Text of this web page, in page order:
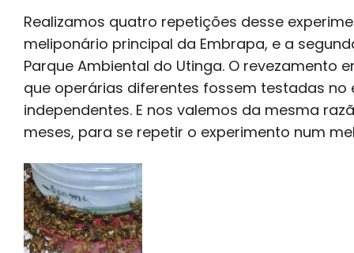
Realizamos quatro repetições desse
meliponário principal da Embrapa, e a
Parque Ambiental do Utinga. O
que operárias diferentes fossem testadas
independentes. E nos valemos da mesma
meses, para se repetir o experimento num